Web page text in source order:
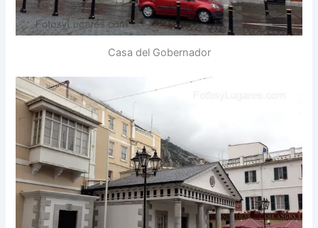
Casa del Gobernador